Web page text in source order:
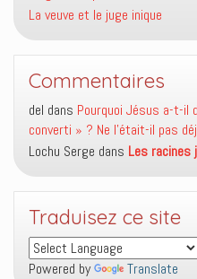
La veuve et le juge inique
Commentaires
del dans Pourquoi Jésus a-t-il
converti » ? Ne l’était-il pas
Lochu Serge dans Les racines
Traduisez ce site
Powered by Translate